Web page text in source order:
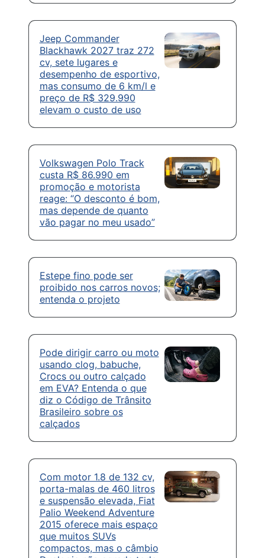
Jeep Commander
Blackhawk 2027 traz 272
cv, sete lugares e
desempenho de esportivo,
mas consumo de 6 km/l e
preço de R$ 329.990
elevam o custo de uso
Volkswagen Polo Track
custa R$ 86.990 em
promoção e motorista
reage: “O desconto é bom,
mas depende de quanto
vão pagar no meu usado”
Estepe fino pode ser
proibido nos carros novos;
entenda o projeto
Pode dirigir carro ou moto
usando clog, babuche,
Crocs ou outro calçado
em EVA? Entenda o que
diz o Código de Trânsito
Brasileiro sobre os
calçados
Com motor 1.8 de 132 cv,
porta-malas de 460 litros
e suspensão elevada, Fiat
Palio Weekend Adventure
2015 oferece mais espaço
que muitos SUVs
compactos, mas o câmbio